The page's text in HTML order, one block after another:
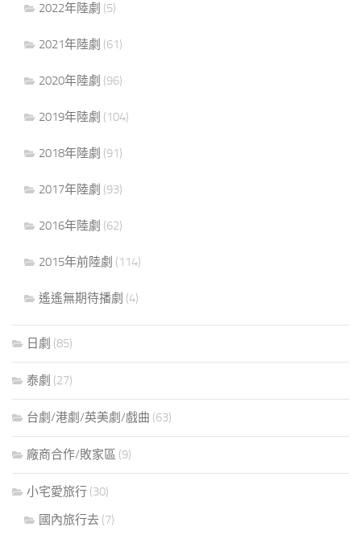
2022年陸劇 (5)
2021年陸劇 (61)
2020年陸劇 (96)
2019年陸劇 (104)
2018年陸劇 (91)
2017年陸劇 (93)
2016年陸劇 (62)
2015年前陸劇 (114)
遙遙無期待播劇 (4)
日劇 (85)
泰劇 (27)
台劇/港劇/英美劇/戲曲 (63)
廠商合作/敗家區 (9)
小宅愛旅行 (30)
國內旅行去 (7)